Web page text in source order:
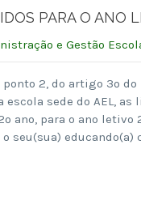
PARA O ANO
e Gestão
2, do artigo 3º
sede do AEL,
ano, para o ano
seu(sua)